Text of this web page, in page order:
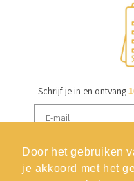
Door het gebruiken
je akkoord met het
Schrijf je in en ontvang